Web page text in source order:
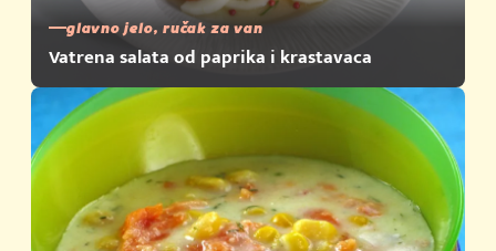
glavno jelo, ručak za van
Vatrena salata od paprika i krastavaca